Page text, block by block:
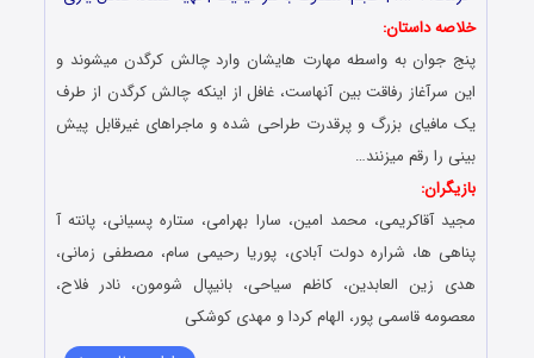
خلاصه داستان:
پنج جوان به واسطه مهارت هایشان وارد چالش کرگدن میشوند و
این سرآغاز رفاقت بین آنهاست، غافل از اینکه چالش کرگدن از طرف
یک مافیای بزرگ و پرقدرت طراحی شده و ماجراهای غیرقابل پیش
بینی را رقم میزنند…
بازیگران:
مجید آقاکریمی، محمد امین، سارا بهرامی، ستاره پسیانی، پانته آ
پناهی ها، شراره دولت آبادی، پوریا رحیمی سام، مصطفی زمانی،
هدی زین العابدین، کاظم سیاحی، بانیپال شومون، نادر فلاح،
معصومه قاسمی پور، الهام کردا و مهدی کوشکی